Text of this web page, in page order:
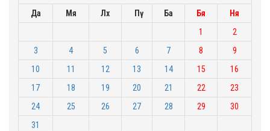
Да
Мя Лх Пү Ба Бя
Ня
1
2
3
4 5 6 7 8
9
10
11 12 13 14 15
16
17
18 19 20 21 22
23
24
25 26 27 28 29
30
31